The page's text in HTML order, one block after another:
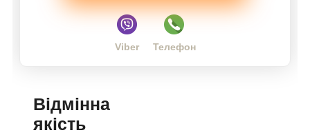
Viber Телефон
Відмінна
якість